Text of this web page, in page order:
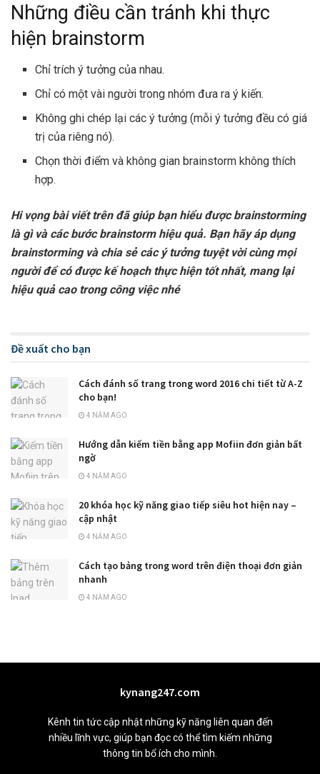
Những điều cần tránh khi thực
hiện brainstorm
Chỉ trích ý tưởng của nhau.
Chỉ có một vài người trong nhóm đưa ra ý kiến.
Không ghi chép lại các ý tưởng (mỗi ý tưởng đều có giá
trị của riêng nó).
Chọn thời điểm và không gian brainstorm không thích
hợp.
Hi vọng bài viết trên đã giúp bạn hiểu được brainstorming
là gì và các bước brainstorm hiệu quả. Bạn hãy áp dụng
brainstorming và chia sẻ các ý tưởng tuyệt vời cùng mọi
người để có được kế hoạch thực hiện tốt nhất, mang lại
hiệu quả cao trong công việc nhé
Đề xuất cho bạn
Cách đánh số trang trong word 2016 chi tiết từ A-Z
cho bạn!
4 NĂM AGO
Hướng dẫn kiếm tiền bằng app Mofiin đơn giản bất
ngờ
4 NĂM AGO
20 khóa học kỹ năng giao tiếp siêu hot hiện nay –
cập nhật
4 NĂM AGO
Cách tạo bảng trong word trên điện thoại đơn giản
nhanh
4 NĂM AGO
kynang247.com
Kênh tin tức cập nhật những kỹ năng liên quan đến
nhiều lĩnh vực, giúp bạn đọc có thể tìm kiếm những
thông tin bổ ích cho mình.